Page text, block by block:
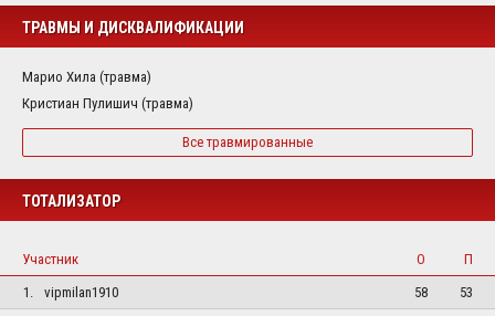
ТРАВМЫ И ДИСКВАЛИФИКАЦИИ
Марио Хила (травма)
Кристиан Пулишич (травма)
Все травмированные
ТОТАЛИЗАТОР
Участник О
П
1.
vipmilan1910 58
53